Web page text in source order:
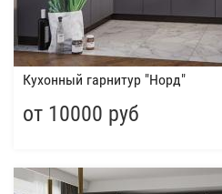
Кухонный гарнитур "Норд"
от 10000 руб